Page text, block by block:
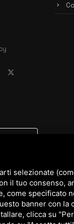
selezionate
il tuo consenso,
come specificato
banner con la
clicca su